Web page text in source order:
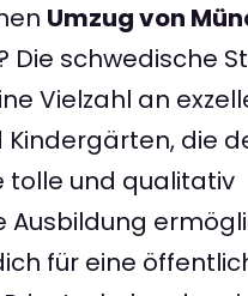
Umzug von
Die schwedische
Vielzahl an
Kindergärten, die
tolle und qualitativ
Ausbildung
für eine